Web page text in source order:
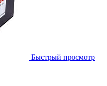
Быстрый просмотр